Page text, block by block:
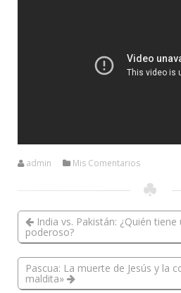
admin Mis Comentarios
India vs. Pakistán: ¿Quién
poderoso?
Pascua: La muerte de Jesús y la
maldita»